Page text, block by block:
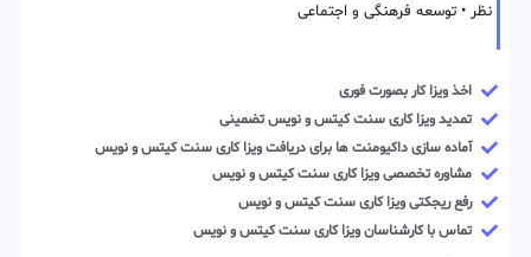
نظر • توسعه فرهنگی و اجتماعی
اخذ ویزا کار بصورت فوری
تمدید ویزا کاری سنت کیتس و نویس تضمینی
آماده سازی داکیومنت ها برای دریافت ویزا کاری سنت کیتس و نویس
مشاوره تخصصی ویزا کاری سنت کیتس و نویس
رفع ریجکتی ویزا کاری سنت کیتس و نویس
تماس با کارشناسان ویزا کاری سنت کیتس و نویس